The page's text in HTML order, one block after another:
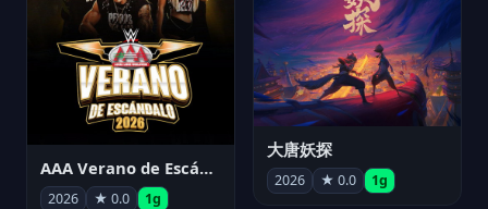
AAA Verano de Escándalo 2026 - Week 3
2026 ★ 0.0 1g
大唐妖探
2026 ★ 0.0 1g